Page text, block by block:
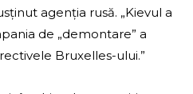
agenția rusă. „Kievul a
de „demontare” a
Bruxelles-ului.”